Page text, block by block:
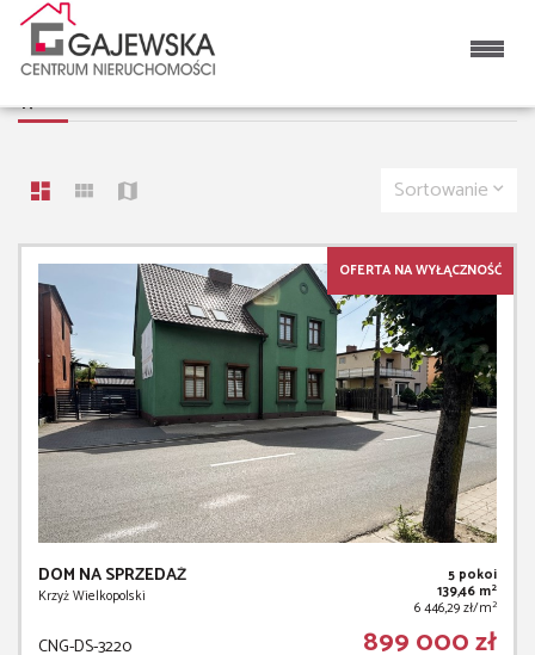
LISTA OFERT
47 OFERT
Sortowanie
OFERTA NA WYŁĄCZNOŚĆ
DOM NA SPRZEDAŻ
Krzyż Wielkopolski
5 pokoi
139,46 m2
6 446,29 zł/m2
CNG-DS-3220 899 000 zł